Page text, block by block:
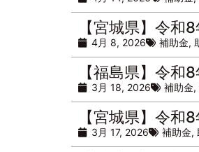
【宮城県】令和
4月 8, 2026 補助金,
【福島県】令和
3月 18, 2026 補助金,
【宮城県】令和
3月 17, 2026 補助金,